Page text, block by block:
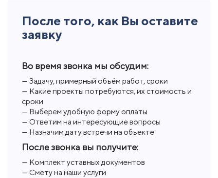
После того, как Вы оставите
заявку
Во время звонка мы обсудим:
— Задачу, примерный объём работ, сроки
— Какие проекты потребуются, их стоимость и
сроки
— Выберем удобную форму оплаты
— Ответим на интересующие вопросы
— Назначим дату встречи на объекте
После звонка вы получите:
— Комплект уставных документов
— Смету на наши услуги